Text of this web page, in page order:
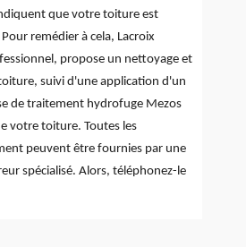
que votre toiture est
remédier à cela, Lacroix
propose un nettoyage et
suivi d'une application d'un
de traitement hydrofuge Mezos
votre toiture. Toutes les
peuvent être fournies par une
spécialisé. Alors, téléphonez-le